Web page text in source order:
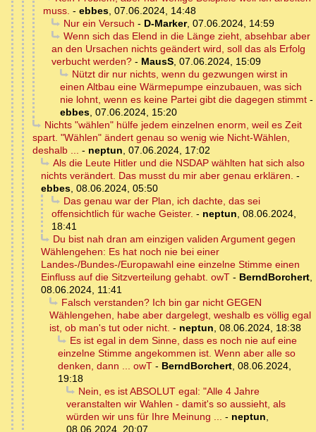
muss. - ebbes, 07.06.2024, 14:48
Nur ein Versuch - D-Marker, 07.06.2024, 14:59
Wenn sich das Elend in die Länge zieht, absehbar aber
an den Ursachen nichts geändert wird, soll das als Erfolg
verbucht werden? - MausS, 07.06.2024, 15:09
Nützt dir nur nichts, wenn du gezwungen wirst in
einen Altbau eine Wärmepumpe einzubauen, was sich
nie lohnt, wenn es keine Partei gibt die dagegen stimmt -
ebbes, 07.06.2024, 15:20
Nichts "wählen" hülfe jedem einzelnen enorm, weil es Zeit
spart. "Wählen" ändert genau so wenig wie Nicht-Wählen,
deshalb ... - neptun, 07.06.2024, 17:02
Als die Leute Hitler und die NSDAP wählten hat sich also
nichts verändert. Das musst du mir aber genau erklären. -
ebbes, 08.06.2024, 05:50
Das genau war der Plan, ich dachte, das sei
offensichtlich für wache Geister. - neptun, 08.06.2024,
18:41
Du bist nah dran am einzigen validen Argument gegen
Wählengehen: Es hat noch nie bei einer
Landes-/Bundes-/Europawahl eine einzelne Stimme einen
Einfluss auf die Sitzverteilung gehabt. owT - BerndBorchert,
08.06.2024, 11:41
Falsch verstanden? Ich bin gar nicht GEGEN
Wählengehen, habe aber dargelegt, weshalb es völlig egal
ist, ob man's tut oder nicht. - neptun, 08.06.2024, 18:38
Es ist egal in dem Sinne, dass es noch nie auf eine
einzelne Stimme angekommen ist. Wenn aber alle so
denken, dann ... owT - BerndBorchert, 08.06.2024,
19:18
Nein, es ist ABSOLUT egal: "Alle 4 Jahre
veranstalten wir Wahlen - damit's so aussieht, als
würden wir uns für Ihre Meinung ... - neptun,
08.06.2024, 20:07